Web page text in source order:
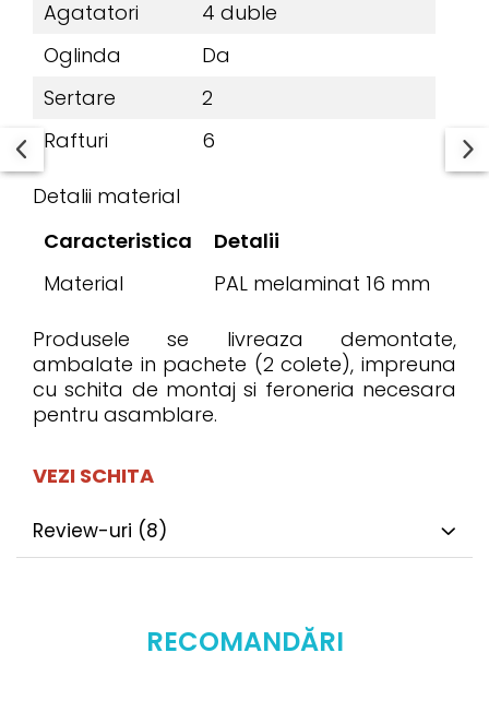
Agatatori
4 duble
Oglinda
Da
Sertare
2
Rafturi
6
Detalii material
Caracteristica
Detalii
Material
PAL melaminat 16 mm
Produsele se livreaza demontate,
ambalate in pachete (2 colete), impreuna
cu schita de montaj si feroneria necesara
pentru asamblare.
VEZI SCHITA
Review-uri (8)
RECOMANDĂRI